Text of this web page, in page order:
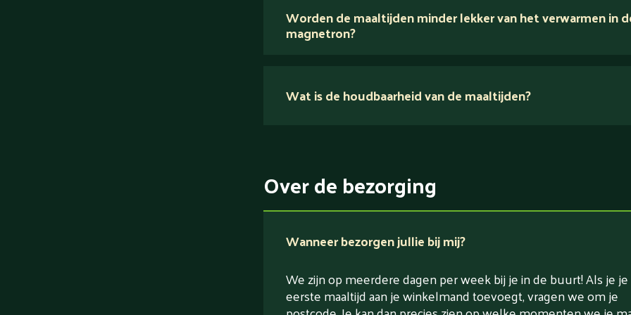
voedingsexperts
Verlaagd in zout
Worden de maaltijden minder lekker van het verwarmen in
magnetron?
Wat is de houdbaarheid van de maaltijden?
Over de bezorging
Wanneer bezorgen jullie bij mij?
We zijn op meerdere dagen per week bij je in de buurt! Als je je
eerste maaltijd aan je winkelmand toevoegt, vragen we om je